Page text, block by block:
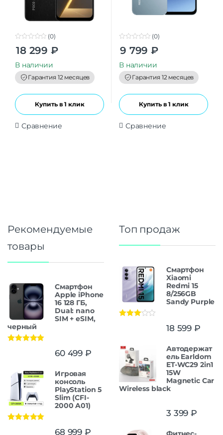
t
o
f
5
(0)
18 299 ₽
В наличии
Гарантия 12 месяцев
Купить в 1 клик
Сравнение
o
t
o
f
5
(0)
9 799 ₽
В наличии
Гарантия 12 месяцев
Купить в 1 клик
Сравнение
Рекомендуемые
товары
Смартфон
Apple iPhone
16 128 ГБ,
Dual: nano
SIM + eSIM,
черный
60 499 ₽
Игровая
консоль
PlayStation 5
Slim (CFI-
2000 A01)
68 999 ₽
Топ продаж
Смартфон
Xiaomi
Redmi 15
8/256GB
Sandy Purple
18 599 ₽
Автодержат
ель Earldom
ET-WC29 2in1
15W
Magnetic Car
Wireless black
3 399 ₽